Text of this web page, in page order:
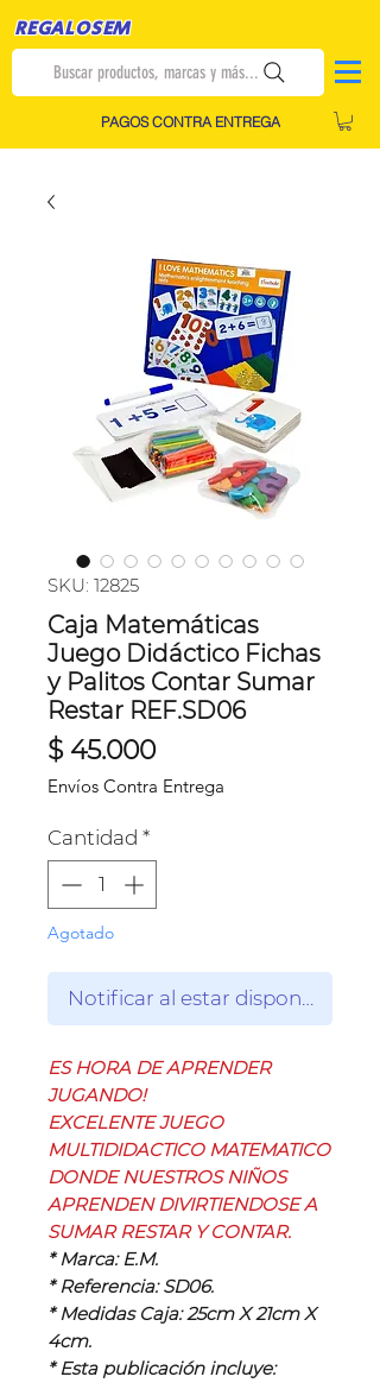
REGALOSEM
Buscar productos, marcas y más...
PAGOS CONTRA ENTREGA
SKU: 12825
Caja Matemáticas
Juego Didáctico Fichas
y Palitos Contar Sumar
Restar REF.SD06
$ 45.000Precio
Envíos Contra Entrega
Cantidad *
Agotado
Notificar al estar disponible
ES HORA DE APRENDER
JUGANDO!
EXCELENTE JUEGO
MULTIDIDACTICO MATEMATICO
DONDE NUESTROS NIÑOS
APRENDEN DIVIRTIENDOSE A
SUMAR RESTAR Y CONTAR.
* Marca: E.M.
* Referencia: SD06.
* Medidas Caja: 25cm X 21cm X
4cm.
* Esta publicación incluye: